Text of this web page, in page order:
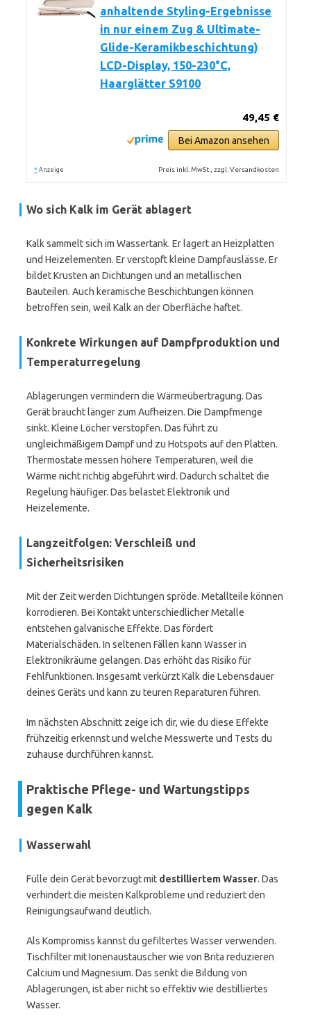
anhaltende Styling-Ergebnisse
in nur einem Zug & Ultimate-
Glide-Keramikbeschichtung)
LCD-Display, 150-230°C,
Haarglätter S9100
49,45 €
Bei Amazon ansehen
* Anzeige Preis inkl. MwSt., zzgl. Versandkosten
Wo sich Kalk im Gerät ablagert
Kalk sammelt sich im Wassertank. Er lagert an Heizplatten
und Heizelementen. Er verstopft kleine Dampfauslässe. Er
bildet Krusten an Dichtungen und an metallischen
Bauteilen. Auch keramische Beschichtungen können
betroffen sein, weil Kalk an der Oberfläche haftet.
Konkrete Wirkungen auf Dampfproduktion und
Temperaturregelung
Ablagerungen vermindern die Wärmeübertragung. Das
Gerät braucht länger zum Aufheizen. Die Dampfmenge
sinkt. Kleine Löcher verstopfen. Das führt zu
ungleichmäßigem Dampf und zu Hotspots auf den Platten.
Thermostate messen höhere Temperaturen, weil die
Wärme nicht richtig abgeführt wird. Dadurch schaltet die
Regelung häufiger. Das belastet Elektronik und
Heizelemente.
Langzeitfolgen: Verschleiß und
Sicherheitsrisiken
Mit der Zeit werden Dichtungen spröde. Metallteile können
korrodieren. Bei Kontakt unterschiedlicher Metalle
entstehen galvanische Effekte. Das fördert
Materialschäden. In seltenen Fällen kann Wasser in
Elektronikräume gelangen. Das erhöht das Risiko für
Fehlfunktionen. Insgesamt verkürzt Kalk die Lebensdauer
deines Geräts und kann zu teuren Reparaturen führen.
Im nächsten Abschnitt zeige ich dir, wie du diese Effekte
frühzeitig erkennst und welche Messwerte und Tests du
zuhause durchführen kannst.
Praktische Pflege- und Wartungstipps
gegen Kalk
Wasserwahl
Fülle dein Gerät bevorzugt mit destilliertem Wasser. Das
verhindert die meisten Kalkprobleme und reduziert den
Reinigungsaufwand deutlich.
Als Kompromiss kannst du gefiltertes Wasser verwenden.
Tischfilter mit Ionenaustauscher wie von Brita reduzieren
Calcium und Magnesium. Das senkt die Bildung von
Ablagerungen, ist aber nicht so effektiv wie destilliertes
Wasser.